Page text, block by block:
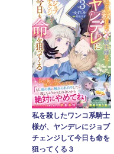
私を殺したワンコ系騎士
様が、ヤンデレにジョブ
チェンジして今日も命を
狙ってくる３